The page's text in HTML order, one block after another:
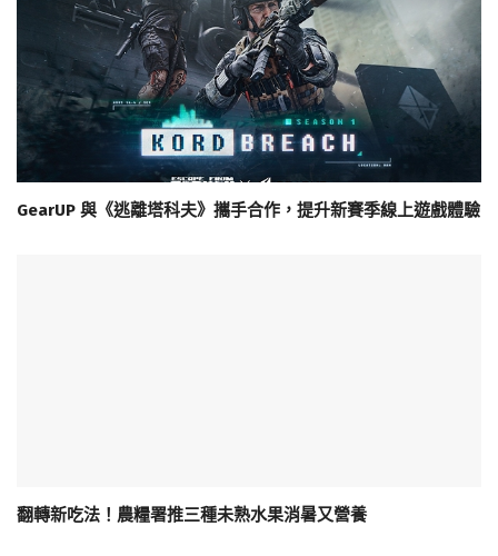
GearUP 與《逃離塔科夫》攜手合作，提升新賽季線上遊戲體驗
翻轉新吃法！農糧署推三種未熟水果消暑又營養